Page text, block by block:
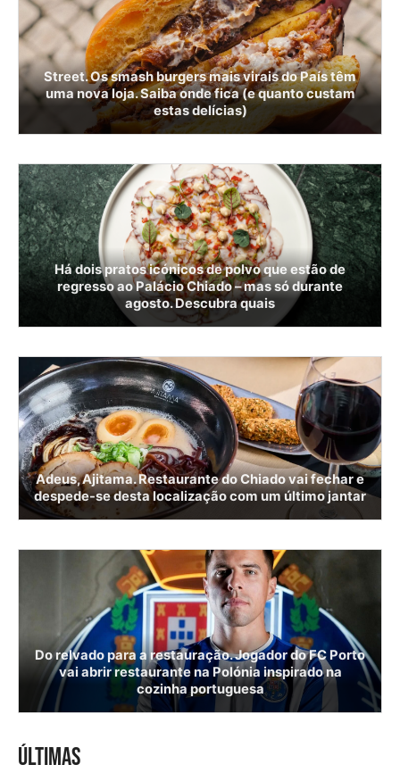
Street. Os smash burgers mais virais do País têm
uma nova loja. Saiba onde fica (e quanto custam
estas delícias)
Há dois pratos icónicos de polvo que estão de
regresso ao Palácio Chiado – mas só durante
agosto. Descubra quais
Adeus, Ajitama. Restaurante do Chiado vai fechar e
despede-se desta localização com um último jantar
Do relvado para a restauração. Jogador do FC Porto
vai abrir restaurante na Polónia inspirado na
cozinha portuguesa
ÚLTIMAS